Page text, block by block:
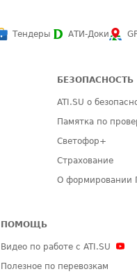
Тендеры АТИ-Доки
БЕЗОПАСНОСТЬ
ATI.SU о
Памятка по
Светофор+
Страхование
О формировании
ПОМОЩЬ
Видео по работе с ATI.SU
Полезное по перевозкам